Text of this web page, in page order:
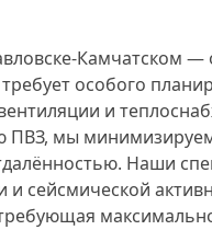
Камчатском
особого
и
мы
Наши
сейсмической